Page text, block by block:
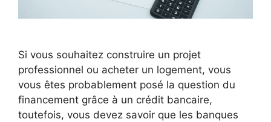
Si vous souhaitez construire un projet
professionnel ou acheter un logement, vous
vous êtes probablement posé la question du
financement grâce à un crédit bancaire,
toutefois, vous devez savoir que les banques